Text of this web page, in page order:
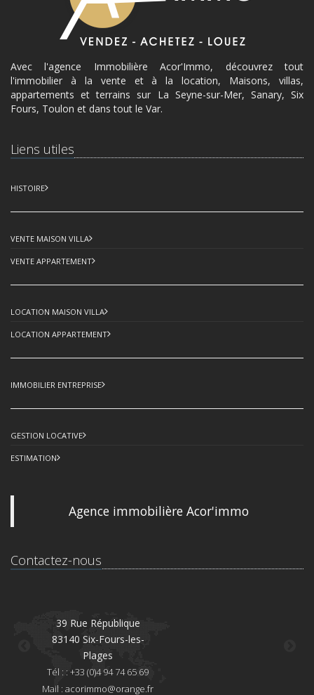
Avec l'agence Immobilière Acor'Immo, découvrez tout
l'immobilier à la vente et à la location, Maisons, villas,
appartements et terrains sur La Seyne-sur-Mer, Sanary, Six
Fours, Toulon et dans tout le Var.
Liens utiles
HISTOIRE
VENTE MAISON VILLA
VENTE APPARTEMENT
LOCATION MAISON VILLA
LOCATION APPARTEMENT
IMMOBILIER ENTREPRISE
GESTION LOCATIVE
ESTIMATION
Agence immobilière Acor'immo
Contactez-nous
39 Rue République
83140 Six-Fours-les-
Plages
Tél : : +33 (0)4 94 74 65 69
Mail : acorimmo@orange.fr